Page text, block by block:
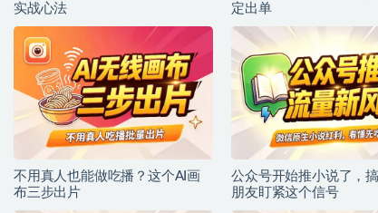
实战心法
定出单
不用真人也能做吃播？这个AI画
布三步出片
公众号开始推小说了，
朋友盯紧这个信号